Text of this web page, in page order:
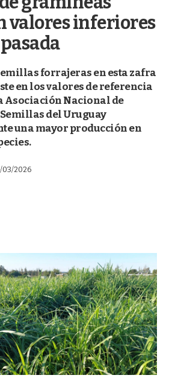
valores inferiores
forrajeras en esta zafra
en los valores de referencia
Asociación Nacional de
del Uruguay
una mayor producción en
03/2026